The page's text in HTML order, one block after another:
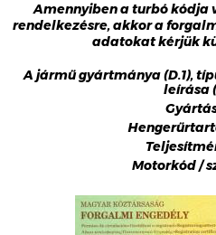
Amennyiben a turbó kódja
rendelkezésre, akkor a
adatokat kérjük
A jármű gyártmánya (D.1),
leírása
Motorkód /